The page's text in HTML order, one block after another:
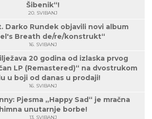
Šibenik“!
20. SVIBANJ
Darko Rundek objavili novi album
Breath de/re/konstrukt“
16. SVIBANJ
20 godina od izlaska prvog
LP (Remastered)“ na dvostrukom
u boji od danas u prodaji!
16. SVIBANJ
Pjesma „Happy Sad“ je mračna
himna unutarnje borbe!
13. SVIBANJ